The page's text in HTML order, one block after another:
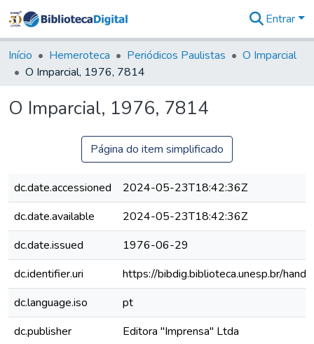
&
Coleções
Tudo na
Digital
Entrar
Início Hemeroteca Periódicos Paulistas
O Imparcial
O Imparcial, 1976, 7814
O Imparcial, 1976, 7814
Página do item simplificado
dc.date.accessioned
2024-05-23T18:42:36Z
dc.date.available
2024-05-23T18:42:36Z
dc.date.issued
1976-06-29
dc.identifier.uri
https://bibdig.biblioteca.unesp.br/
dc.language.iso
pt
dc.publisher
Editora "Imprensa" Ltda